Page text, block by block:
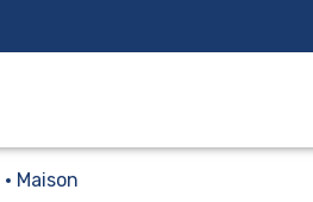
Maison